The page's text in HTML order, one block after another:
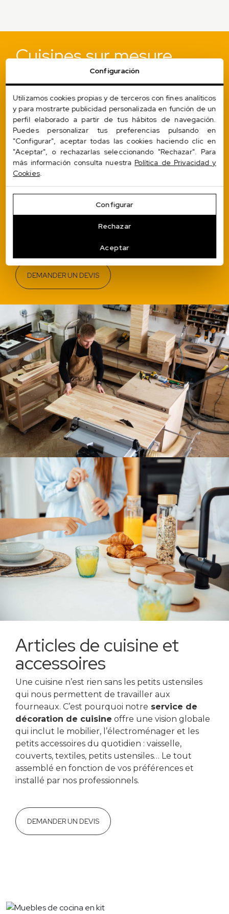
01 07
Cuisines sur mesure
Chez Irel Studios, nous concevons, construisons
et assemblons votrecuisine personnalisée et
sur mesure. Notre service de décoration
réalisera une étude de l’espace de votre maison
et, ensemble, nous créerons un plan pour votre
nouvelle cuisine qui s’adaptera à vos goûts et à
vos besoins. Meubles de cuisine,
électroménager, plomberie de première
nécessité, articles ménagers… nous vous
proposons des solutions adaptées à votre mode
de vie. De plus, nous travaillons avec une large
gamme de matériaux, de meubles et de
techniques, ce qui nous permet de nous
DEMANDER UN DEVIS
Articles de cuisine et
accessoires
Une cuisine n’est rien sans les petits ustensiles
qui nous permettent de travailler aux
fourneaux. C’est pourquoi notre service de
décoration de cuisine offre une vision globale
qui inclut le mobilier, l’électroménager et les
petits accessoires du quotidien : vaisselle,
couverts, textiles, petits ustensiles… Le tout
assemblé en fonction de vos préférences et
installé par nos professionnels.
DEMANDER UN DEVIS
Configuración
Utilizamos cookies propias y de terceros con fines analíticos
y para mostrarte publicidad personalizada en función de un
perfil elaborado a partir de tus hábitos de navegación.
Puedes personalizar tus preferencias pulsando en
"Configurar", aceptar todas las cookies haciendo clic en
"Aceptar", o rechazarlas seleccionando "Rechazar". Para
más información consulta nuestra Política de Privacidad y
Cookies.
Configurar
Rechazar
Aceptar